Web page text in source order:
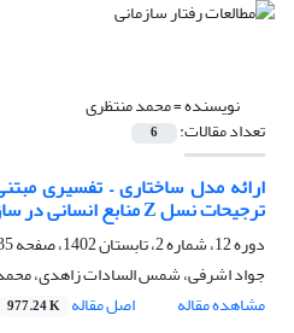
نویسنده =محمد منتظری
تعداد مقالات: 6
ارائه مدل ساختاری – تفسیری
ترجیحات نسل Z منابع انسانی در سازمان های دولتی ایران
دوره 12، شماره 2، تابستان 1402، صفحه
74
جواد اشرفی، شمس السادات زاهدی،
مشاهده مقاله
اصل مقاله 977.24 K